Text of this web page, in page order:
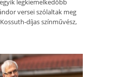
legkiemelkedőbb
versei szólaltak meg
díjas színművész,